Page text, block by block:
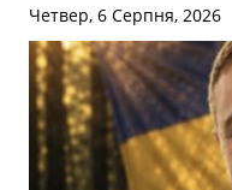
Четвер, 6 Серпня, 2026